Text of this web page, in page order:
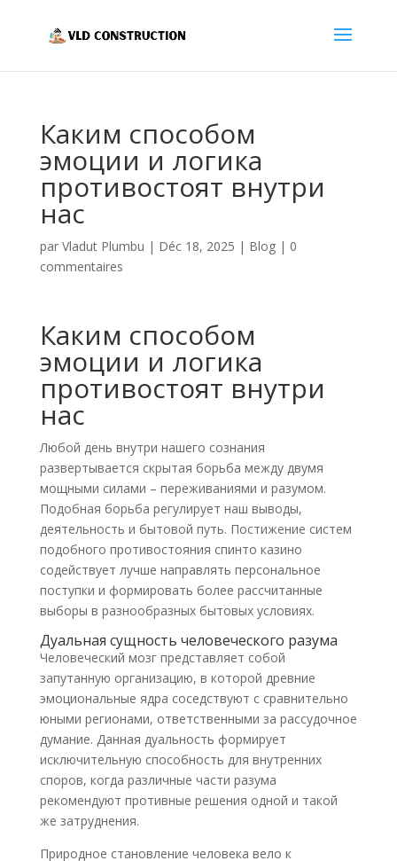
Каким способом
эмоции и логика
противостоят внутри
нас
par Vladut Plumbu | Déc 18, 2025 | Blog| 0
commentaires
Каким способом
эмоции и логика
противостоят внутри
нас
Любой день внутри нашего сознания
развертывается скрытая борьба между двумя
мощными силами – переживаниями и разумом.
Подобная борьба регулирует наш выводы,
деятельность и бытовой путь. Постижение систем
подобного противостояния спинто казино
содействует лучше направлять персональное
поступки и формировать более рассчитанные
выборы в разнообразных бытовых условиях.
Дуальная сущность человеческого разума
Человеческий мозг представляет собой
запутанную организацию, в которой древние
эмоциональные ядра соседствуют с сравнительно
юными регионами, ответственными за рассудочное
думание. Данная дуальность формирует
исключительную способность для внутренних
споров, когда различные части разума
рекомендуют противные решения одной и такой
же затруднения.
Природное становление человека вело к